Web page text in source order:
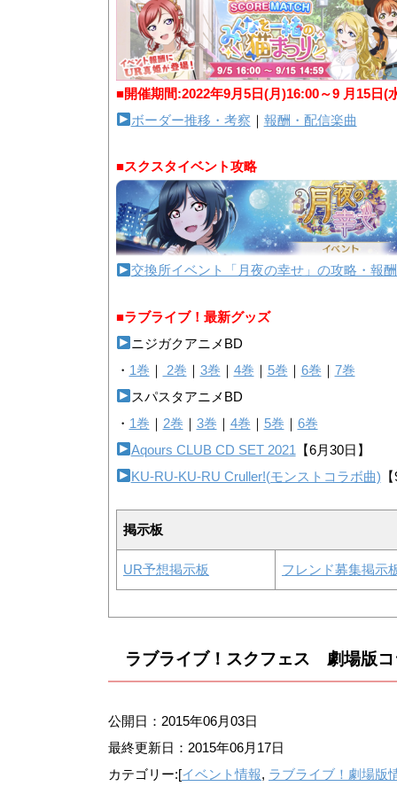
■開催期間:2022年9月5日(月)16:00～9 月15日(
ボーダー推移・考察 ｜ 報酬・配信楽曲
■スクスタイベント攻略
交換所イベント「月夜の幸せ」の攻略・報
■ラブライブ！最新グッズ
ニジガクアニメBD
・ 1巻 ｜ 2巻 ｜ 3巻 ｜ 4巻 ｜ 5巻 ｜ 6巻 ｜ 7巻
スパスタアニメBD
・ 1巻 ｜ 2巻 ｜ 3巻 ｜ 4巻 ｜ 5巻 ｜ 6巻
Aqours CLUB CD SET 2021 【6月30日】
KU-RU-KU-RU Cruller!(モンストコラボ曲)
掲示板
UR予想掲示板 フレンド募集掲示
ラブライブ！スクフェス 劇場版
公開日：2015年06月03日
最終更新日： 2015年06月17日
カテゴリー:[イベント情報, ラブライブ！劇場版